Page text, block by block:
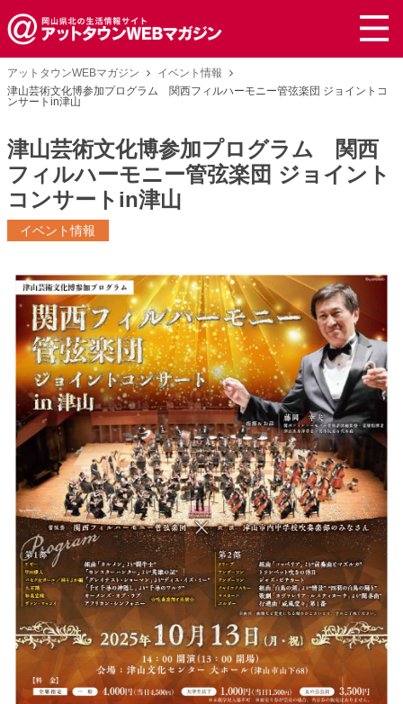
アットタウンWEBマガジン
イベント情報
津山芸術文化博参加プログラム 関西フィルハーモニー管弦楽団 ジョイントコ
ンサートin津山
津山芸術文化博参加プログラム 関西
フィルハーモニー管弦楽団 ジョイント
コンサートin津山
イベント情報